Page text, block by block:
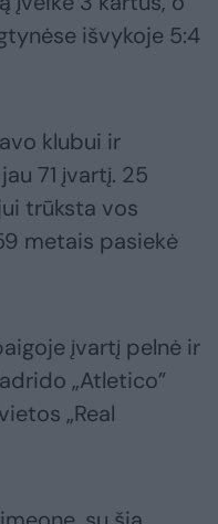
išvykoje 5:4
klubui ir
71 įvartį. 25
trūksta vos
metais pasiekė
įvartį pelnė ir
„Atletico”
„Real